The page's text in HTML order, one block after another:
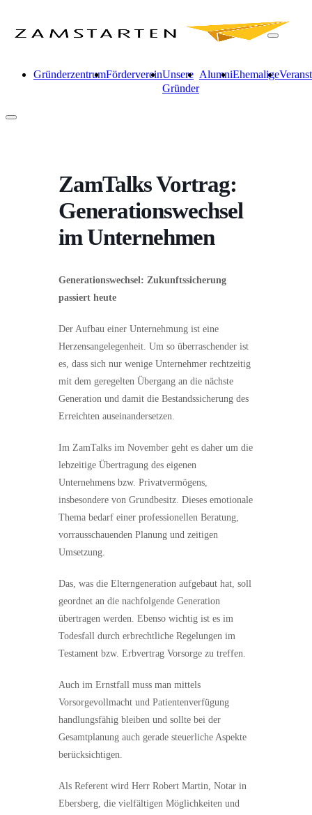
GründerzentrumFördervereinUnsere
Gründer
AlumniEhemalige
ZamTalks Vortrag:
Generationswechsel
im Unternehmen
Generationswechsel: Zukunftssicherung
passiert heute
Der Aufbau einer Unternehmung ist eine
Herzensangelegenheit. Um so überraschender ist
es, dass sich nur wenige Unternehmer rechtzeitig
mit dem geregelten Übergang an die nächste
Generation und damit die Bestandssicherung des
Erreichten auseinandersetzen.
Im ZamTalks im November geht es daher um die
lebzeitige Übertragung des eigenen
Unternehmens bzw. Privatvermögens,
insbesondere von Grundbesitz. Dieses emotionale
Thema bedarf einer professionellen Beratung,
vorrausschauenden Planung und zeitigen
Umsetzung.
Das, was die Elterngeneration aufgebaut hat, soll
geordnet an die nachfolgende Generation
übertragen werden. Ebenso wichtig ist es im
Todesfall durch erbrechtliche Regelungen im
Testament bzw. Erbvertrag Vorsorge zu treffen.
Auch im Ernstfall muss man mittels
Vorsorgevollmacht und Patientenverfügung
handlungsfähig bleiben und sollte bei der
Gesamtplanung auch gerade steuerliche Aspekte
berücksichtigen.
Als Referent wird Herr Robert Martin, Notar in
Ebersberg, die vielfältigen Möglichkeiten und